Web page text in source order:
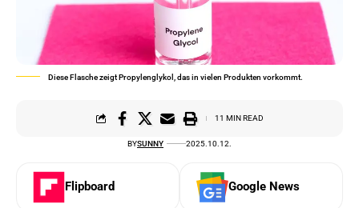
Diese Flasche zeigt Propylenglykol, das in vielen Produkten vorkommt.
BYSUNNY 2025.10.12.
11 MIN READ
Flipboard Google News